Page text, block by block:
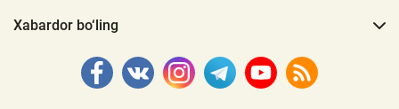
Xabardor bo‘ling